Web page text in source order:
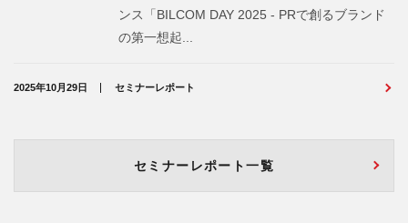
ンス「BILCOM DAY 2025 - PRで創るブランド
の第一想起...
2025年10月29日 セミナーレポート
セミナーレポート一覧